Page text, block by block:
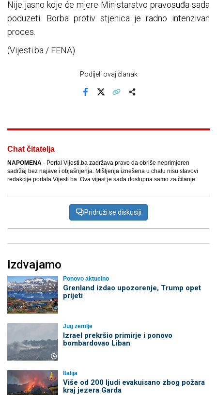
Nije jasno koje će mjere Ministarstvo pravosuđa sada
poduzeti. Borba protiv stjenica je radno intenzivan
proces.
(Vijesti.ba / FENA)
Podijeli ovaj članak
Chat čitatelja
NAPOMENA - Portal Vijesti.ba zadržava pravo da obriše neprimjeren
sadržaj bez najave i objašnjenja. Mišljenja iznešena u chatu nisu stavovi
redakcije portala Vijesti.ba. Ova vijest je sada dostupna samo za čitanje.
Pridruži se diskusiji
Izdvajamo
Ponovo aktuelno
Grenland izdao upozorenje, Trump opet
prijeti
Jug zemlje
Izrael prekršio primirje i ponovo
bombardovao Liban
Italija
Više od 200 ljudi evakuisano zbog požara
kraj jezera Garda